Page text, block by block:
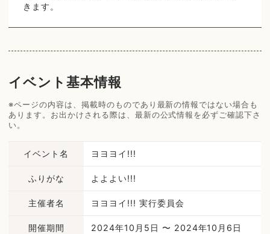
きます。
イベント基本情報
※ページの内容は、掲載時のものであり最新の情報ではない場合も
あります。お出かけされる際は、最新の公式情報を必ずご確認下さ
い。
イベント名 ヨヨヨイ!!!
ふりがな よよよい!!!
主催者名 ヨヨヨイ!!! 実行委員会
開催期間 2024年10月5日 〜 2024年10月6日